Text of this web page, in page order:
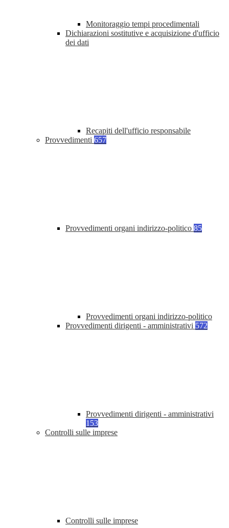
Monitoraggio tempi procedimentali
Dichiarazioni sostitutive e acquisizione d'ufficio
dei dati
Recapiti dell'ufficio responsabile
Provvedimenti 657
Provvedimenti organi indirizzo-politico 85
Provvedimenti organi indirizzo-politico
Provvedimenti dirigenti - amministrativi 572
Provvedimenti dirigenti - amministrativi
153
Controlli sulle imprese
Controlli sulle imprese